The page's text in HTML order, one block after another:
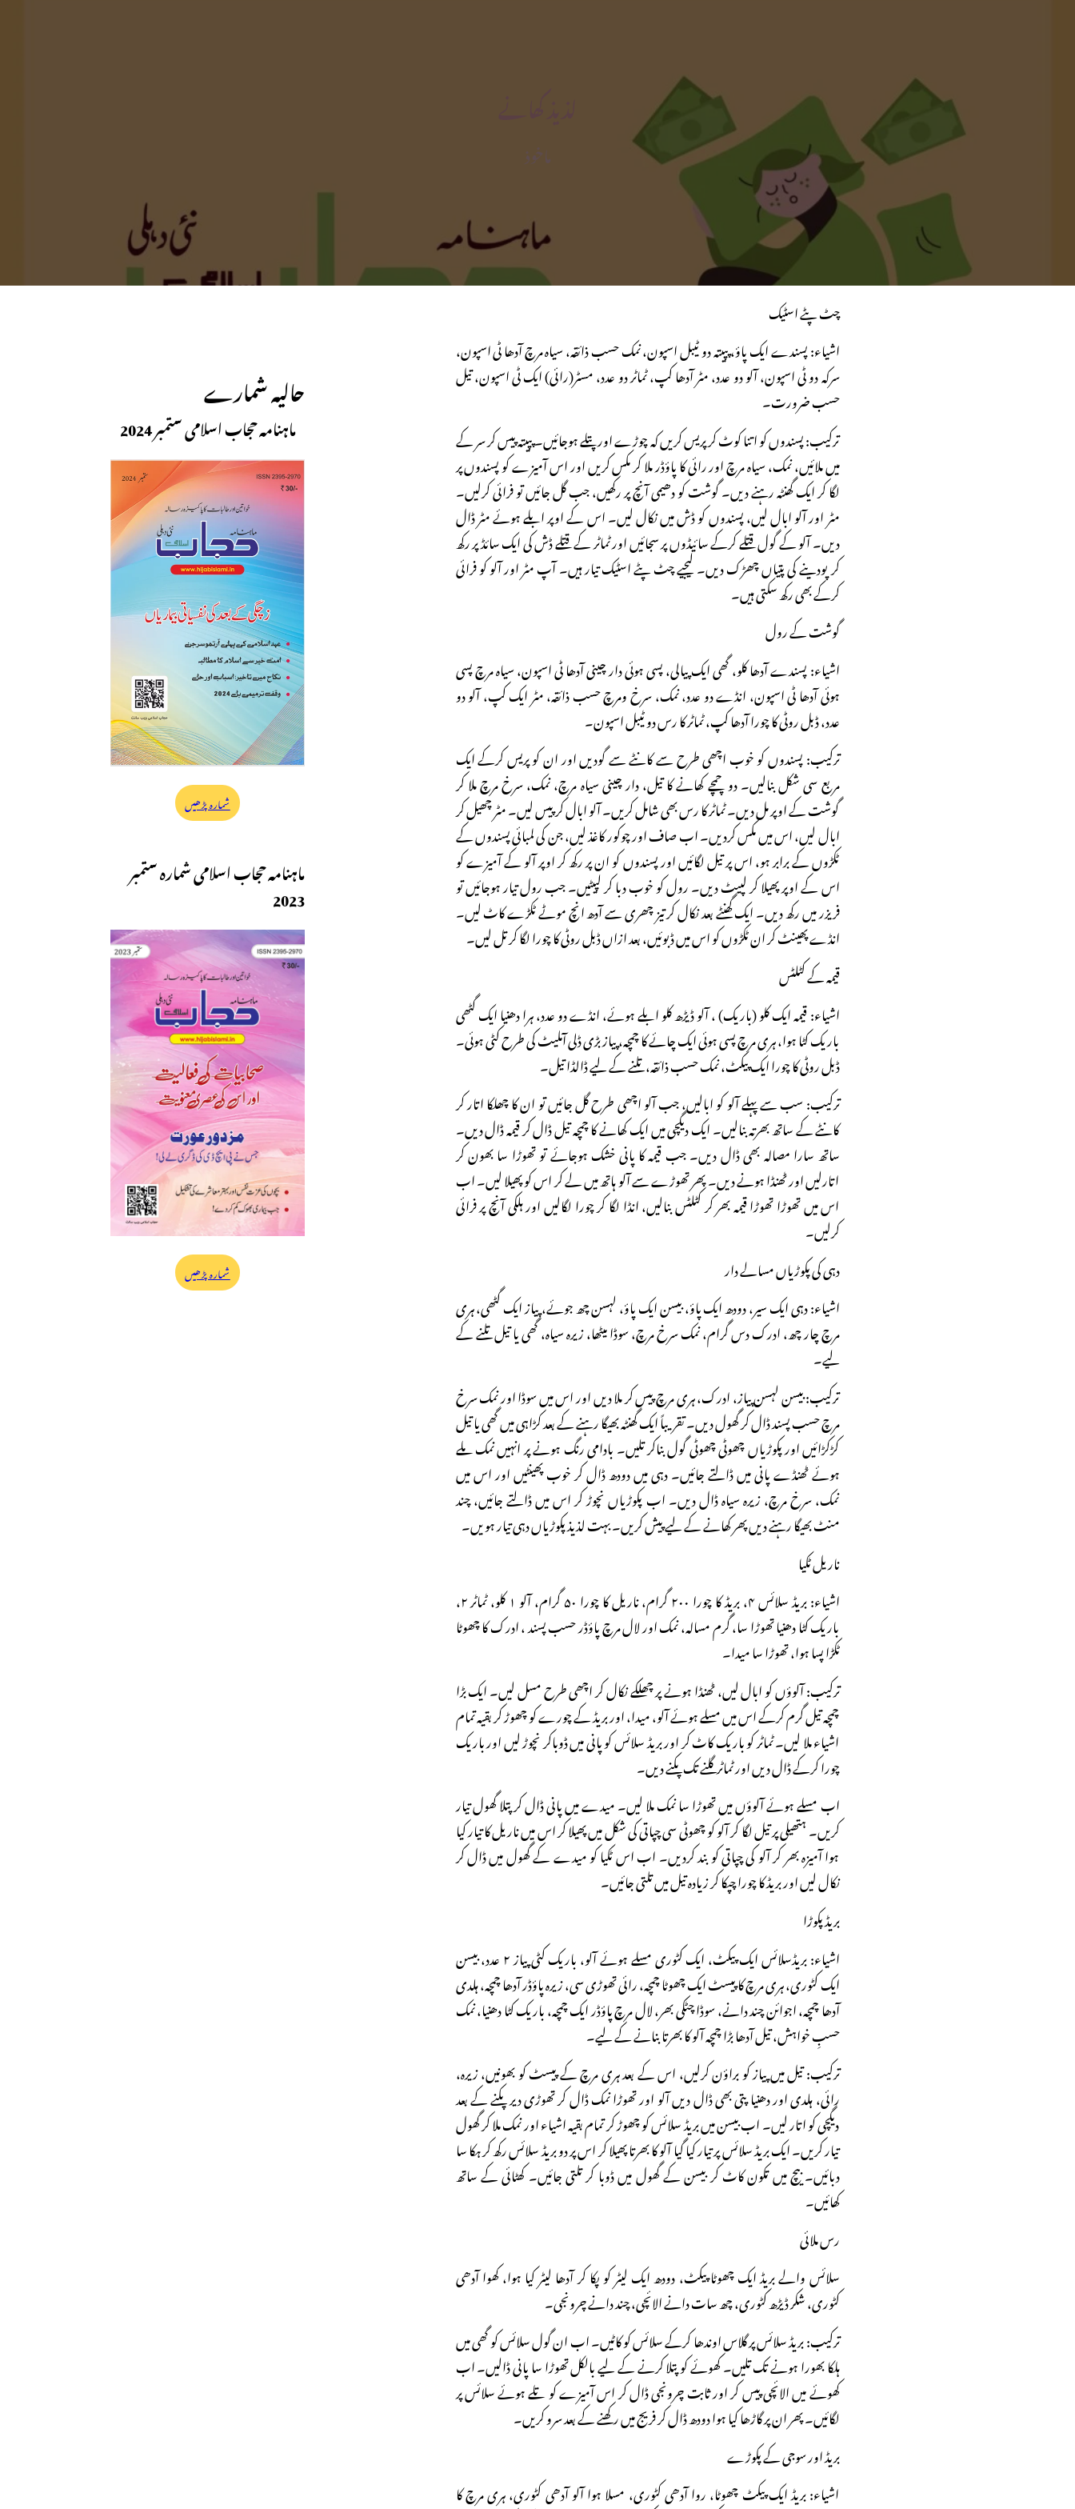
ماخوذ
چٹ پٹے اسٹیک
اشیاء: پسندے ایک پاؤ، پپیتہ دو ٹیبل اسپون، نمک حسب ذائقہ، سیاہ مرچ آدھا ٹی اسپون،
سرکہ دو ٹی اسپون، آلو دو عدد، مٹر آدھا کپ، ٹماٹر دو عدد، مسٹر(رائی) ایک ٹی اسپون، تیل
حسب ضرورت۔
ترکیب: پسندوں کو اتنا کوٹ کر پریس کریں کہ چوڑے اور پتلے ہوجائیں۔ پپیتہ پیس کر سر کے
میں ملائیں، نمک، سیاہ مرچ اور رائی کا پاؤڈر ملا کر مکس کریں اور اس آمیزے کو پسندوں پر
لگا کر ایک گھنٹہ رہنے دیں۔ گوشت کو دھیمی آنچ پر رکھیں، جب گل جائیں تو فرائی کرلیں۔
مٹر اور آلو ابال لیں، پسندوں کو ڈش میں نکال لیں۔ اس کے اوپر ابلے ہوئے مٹر ڈال
دیں۔ آلو کے گول قتلے کرکے سائیڈوں پر سجائیں اور ٹماٹر کے قتلے ڈش کی ایک سائڈ پر رکھ
کر پودینے کی پتیاں چھڑک دیں۔ لیجیے چٹ پٹے اسٹیک تیار ہیں۔ آپ مٹر اور آلو کو فرائی
کرکے بھی رکھ سکتی ہیں۔
گوشت کے رول
اشیاء: پسندے آدھا کلو، گھی ایک پیالی، پسی ہوئی دار چینی آدھا ٹی اسپون، سیاہ مرچ پسی
ہوئی آدھا ٹی اسپون، انڈے دو عدد، نمک، سرخ ومرچ حسب ذائقہ، مٹر ایک کپ، آلو دو
عدد، ڈبل روٹی کا چورا آدھا کپ، ٹماٹر کا رس دو ٹیبل اسپون۔
ترکیب: پسندوں کو خوب اچھی طرح سے کانٹے سے گودیں اور ان کو پریس کرکے ایک
مربع سی شکل بنالیں۔ دو چمچے کھانے کا تیل، دار چینی سیاہ مرچ، نمک، سرخ مرچ ملا کر
گوشت کے اوپر مل دیں۔ ٹماٹر کا رس بھی شامل کریں۔ آلو ابال کر پیس لیں۔ مٹر چھیل کر
ابال لیں، اس میں مکس کردیں۔ اب صاف اور چوکور کاغذ لیں، جن کی لمبائی پسندوں کے
ٹکڑوں کے برابر ہو، اس پر تیل لگائیں اور پسندوں کو ان پر رکھ کر اوپر آلو کے آمیزے کو
اس کے اوپر پھیلا کر لپیٹ دیں۔ رول کو خوب دبا کر لپیٹیں۔ جب رول تیار ہوجائیں تو
فریزر میں رکھ دیں۔ ایک گھنٹے بعد نکال کر تیز چھری سے آدھ انچ موٹے ٹکڑے کاٹ لیں۔
انڈے پھینٹ کر ان ٹکڑوں کو اس میں ڈبوئیں، بعد ازاں ڈبل روٹی کا چورا لگا کر تل لیں۔
قیمہ کے کٹلٹس
اشیاء: قیمہ ایک کلو (باریک) ، آلو ڈیڑھ کلو ابلے ہوئے، انڈے دو عدد، ہرا دھنیا ایک گٹھی
باریک کٹا ہوا، ہری مرچ پسی ہوئی ایک چائے کا چمچہ، پیاز بڑی ڈلی آملیٹ کی طرح کٹی ہوئی۔
ڈبل روٹی کا چورا ایک پیکٹ، نمک حسب ذائقہ، تلنے کے لیے ڈالڈا تیل۔
ترکیب: سب سے پہلے آلو کو ابالیں، جب آلو اچھی طرح گل جائیں تو ان کا چھلکا اتار کر
کانٹے کے ساتھ بھرتہ بنالیں۔ ایک دیگچی میں ایک کھانے کا چمچہ تیل ڈال کر قیمہ ڈال دیں۔
ساتھ سارا مصالہ بھی ڈال دیں۔ جب قیمہ کا پانی خشک ہوجائے تو تھوڑا سا بھون کر
اتارلیں اور ٹھنڈا ہونے دیں۔ پھر تھوڑے سے آلو ہاتھ میں لے کر اس کو پھیلا لیں۔ اب
اس میں تھوڑا تھوڑا قیمہ بھر کر کٹلٹس بنالیں، انڈا لگا کر چورا لگالیں اور ہلکی آنچ پر فرائی
کرلیں۔
دہی کی پکوڑیاں مسالے دار
اشیاء: دہی ایک سیر، دودھ ایک پاؤ، بیسن ایک پاؤ، لہسن چھ جوئے، پیاز ایک گٹھی، ہری
مرچ چار چھ، ادرک دس گرام، نمک سرخ مرچ، سوڈا میٹھا، زیرہ سیاہ، گھی یا تیل تلنے کے
لیے۔
ترکیب: بیسن لہسن پیاز، ادرک، ہری مرچ پیس کر ملا دیں اور اس میں سوڈا اور نمک سرخ
مرچ حسب پسند ڈال کر گھول دیں۔ تقریباً ایک گھنٹہ بھیگا رہنے کے بعد کڑاہی میں گھی یا تیل
کڑکڑائیں اور پکوڑیاں چھوٹی چھوٹی گول بناکر تلیں۔ بادامی رنگ ہونے پر انہیں نمک ملے
ہوئے ٹھنڈے پانی میں ڈالتے جائیں۔ دہی میں دودھ ڈال کر خوب پھینٹیں اور اس میں
نمک، سرخ مرچ، زیرہ سیاہ ڈال دیں۔ اب پکوڑیاں نچوڑ کر اس میں ڈالتے جائیں، چند
منٹ بھیگا رہنے دیں پھر کھانے کے لیے پیش کریں۔ بہت لذیذ پکوڑیاں دہی تیار ہویں۔
ناریل ٹکیا
اشیاء: بریڈ سلائس ۴، بریڈ کا چورا ۲۰۰ گرام، ناریل کا چورا ۵۰ گرام، آلو ۱ کلو، ٹماٹر ۲،
باریک کٹا دھنیا تھوڑا سا، گرم مسالہ، نمک اور لال مرچ پاؤڈر حسب پسند ، ادرک کا چھوٹا
ٹکڑا پسا ہوا، تھوڑا سا میدا۔
ترکیب: آلوؤں کو ابال لیں، ٹھنڈا ہونے پر چھلکے نکال کر اچھی طرح مسل لیں۔ ایک بڑا
چمچہ تیل گرم کرکے اس میں مسلے ہوئے آلو، میدا، اور بریڈ کے چورے کو چھوڑ کر بقیہ تمام
اشیاء ملا لیں۔ ٹماٹر کو باریک کاٹ کر اور بریڈ سلائس کو پانی میں ڈوباکر نچوڑ لیں اور باریک
چورا کرکے ڈال دیں اور ٹماٹر گلنے تک پکنے دیں۔
اب مسلے ہوئے آلوؤں میں تھوڑا سا نمک ملا لیں۔ میدے میں پانی ڈال کر پتلا گھول تیار
کریں۔ ہتھیلی پر تیل لگا کر آلو کو چھوٹی سی چپاتی کی شکل میں پھیلا کر اس میں ناریل کا تیار کیا
ہوا آمیزہ بھر کر آلو کی چپاتی کو بند کردیں۔ اب اس ٹکیا کو میدے کے گھول میں ڈال کر
نکال لیں اور بریڈ کا چورا چپکا کر زیادہ تیل میں تلتی جائیں۔
بریڈ پکوڑا
اشیاء: بریڈسلائس ایک پیکٹ، ایک کٹوری مسلے ہوئے آلو، باریک کٹی پیاز ۲ عدد، بیسن
ایک کٹوری، ہری مرچ کا پیسٹ ایک چھوٹا چمچہ، رائی تھوڑی سی، زیرہ پاؤڈر آدھا چمچہ، ہلدی
آدھا چمچہ، اجوائن چند دانے، سوڈا چٹکی بھر، لال مرچ پاؤڈر ایک چمچہ، باریک کٹا دھنیا، نمک
حسبِ خواہش، تیل آدھا بڑا چمچہ آلو کا بھرتا بنانے کے لیے۔
ترکیب: تیل میں پیاز کو براؤن کرلیں، اس کے بعد ہری مرچ کے پیسٹ کو بھونیں، زیرہ،
رائی، ہلدی اور دھنیا پتی بھی ڈال دیں آلو اور تھوڑا نمک ڈال کر تھوڑی دیر پکنے کے بعد
دیگچی کو اتار لیں۔ اب بیسن میں بریڈ سلائس کو چھوڑ کر تمام بقیہ اشیاء اور نمک ملا کر گھول
تیار کریں۔ ایک بریڈ سلائس پر تیار کیا گیا آلو کا بھرتا پھیلا کر اس پر دو بریڈ سلائس رکھ کر ہکا سا
دبائیں۔ بیچ میں تکون کاٹ کر بیسن کے گھول میں ڈوبا کر تلتی جائیں۔ کھٹائی کے ساتھ
کھائیں۔
رس ملائی
سلائس والے بریڈ ایک چھوٹا پیکٹ، دودھ ایک لیٹر کو پکا کر آدھا لیٹر کیا ہوا، کھوا آدھی
کٹوری، شکر ڈیڑھ کٹوری، چھ سات دانے الائچی، چند دانے چرونجی۔
ترکیب: بریڈ سلائس پر گلاس اوندھا کرکے سلائس کو کاٹیں۔ اب ان گول سلائس کو گھی میں
ہلکا بھورا ہونے تک تلیں۔ کھوئے کو پتلا کرنے کے لیے بالکل تھوڑا سا پانی ڈالیں۔ اب
کھوئے میں الائچی پیس کر اور ثابت چرونجی ڈال کر اس آمیزے کو تلے ہوئے سلائس پر
لگائیں۔ پھر ان پر گاڑھا کیا ہوا دودھ ڈال کر فریج میں رکھنے کے بعد سرو کریں۔
بریڈ اور سوجی کے پکوڑے
اشیاء: بریڈ ایک پیکٹ چھوٹا، روا آدھی کٹوری، مسلا ہوا آلو آدھی کٹوری، ہری مرچ کا
حالیہ شمارے
ماہنامہ حجاب اسلامی ستمبر 2024
شمارہ پڑھیں
ماہنامہ حجاب اسلامی شمارہ ستمبر
2023
شمارہ پڑھیں